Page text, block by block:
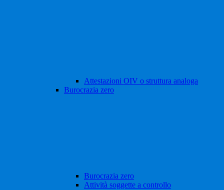
Attestazioni OIV o struttura analoga
Burocrazia zero
Burocrazia zero
Attività soggette a controllo